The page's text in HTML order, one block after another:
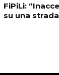
FiPiLi:
su una